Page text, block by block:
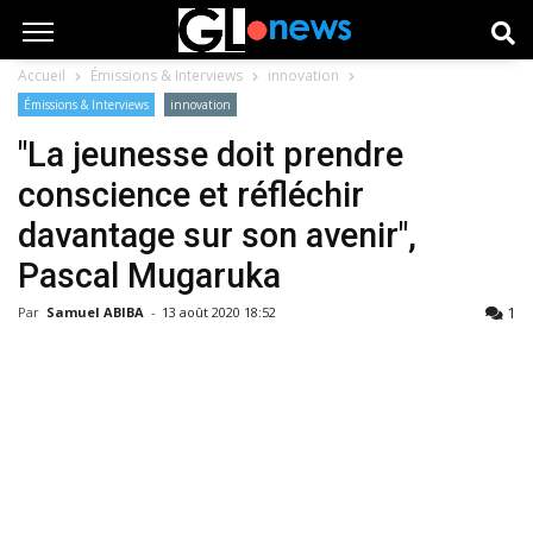
Accueil Émissions & Interviews innovation
Émissions & Interviews innovation
"La jeunesse doit prendre
conscience et réfléchir
davantage sur son avenir",
Pascal Mugaruka
Par Samuel ABIBA - 13 août 2020 18:52 1